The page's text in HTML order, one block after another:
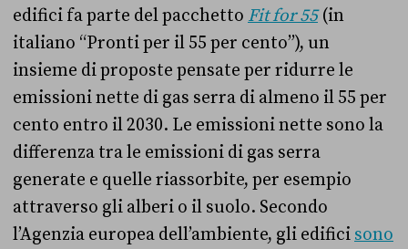
edifici fa parte del pacchetto Fit for 55(in
italiano “Pronti per il 55 per cento”), un
insieme di proposte pensate per ridurre le
emissioni nette di gas serra di almeno il 55 per
cento entro il 2030. Le emissioni nette sono la
differenza tra le emissioni di gas serra
generate e quelle riassorbite, per esempio
attraverso gli alberi o il suolo. Secondo
l’Agenzia europea dell’ambiente, gli edifici sono